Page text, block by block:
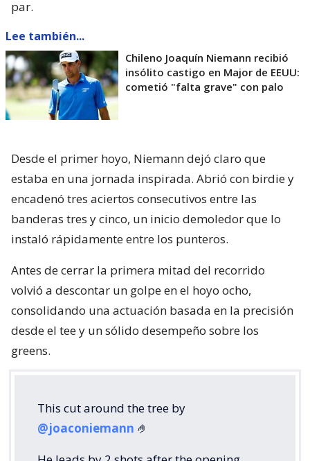
par.
Lee también...
Chileno Joaquín Niemann recibió
insólito castigo en Major de EEUU:
cometió "falta grave" con palo
Desde el primer hoyo, Niemann dejó claro que
estaba en una jornada inspirada. Abrió con birdie y
encadenó tres aciertos consecutivos entre las
banderas tres y cinco, un inicio demoledor que lo
instaló rápidamente entre los punteros.
Antes de cerrar la primera mitad del recorrido
volvió a descontar un golpe en el hoyo ocho,
consolidando una actuación basada en la precisión
desde el tee y un sólido desempeño sobre los
greens.
This cut around the tree by
@joaconiemann 🤌